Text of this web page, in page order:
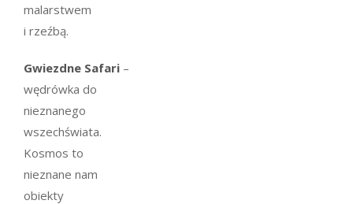
malarstwem
i rzeźbą.
Gwiezdne Safari –
wędrówka do
nieznanego
wszechświata.
Kosmos to
nieznane nam
obiekty